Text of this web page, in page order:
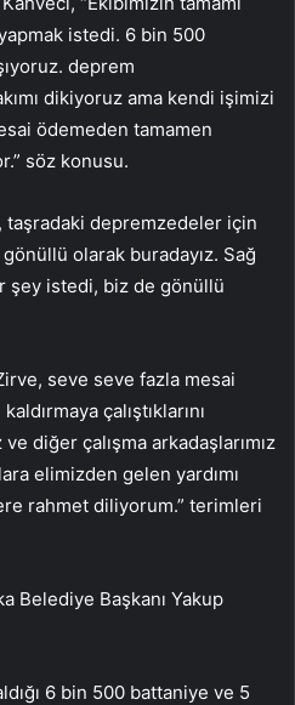
istedi. 6 bin 500
deprem
dikiyoruz ama kendi işimizi
ödemeden tamamen
söz konusu.
taşradaki depremzedeler için
gönüllü olarak buradayız. Sağ
şey istedi, biz de gönüllü
seve seve fazla mesai
çalıştıklarını
diğer çalışma arkadaşlarımız
elimizden gelen yardımı
rahmet diliyorum.” terimleri
Belediye Başkanı Yakup
6 bin 500 battaniye ve 5